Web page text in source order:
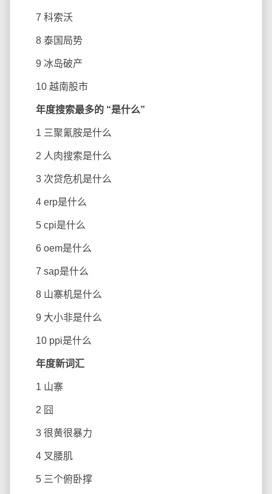
7 科索沃
8 泰国局势
9 冰岛破产
10 越南股市
年度搜索最多的 “是什么”
1 三聚氰胺是什么
2 人肉搜索是什么
3 次贷危机是什么
4 erp是什么
5 cpi是什么
6 oem是什么
7 sap是什么
8 山寨机是什么
9 大小非是什么
10 ppi是什么
年度新词汇
1 山寨
2 囧
3 很黄很暴力
4 叉腰肌
5 三个俯卧撑